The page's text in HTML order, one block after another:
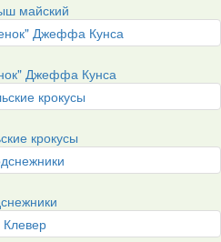
майский
Джеффа Кунса
крокусы